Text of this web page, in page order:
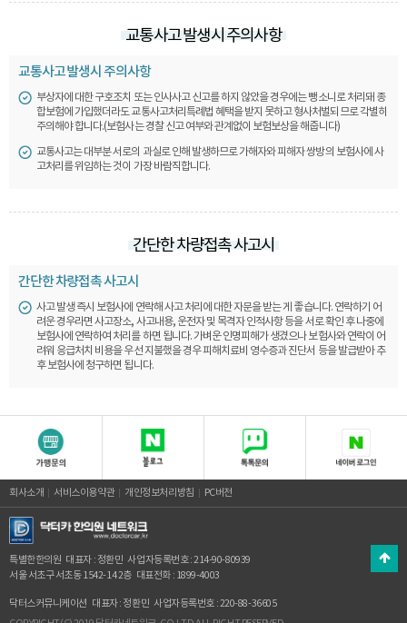
교통사고 발생시 주의사항
교통사고 발생시 주의사항
부상자에 대한 구호조치 또는 인사사고 신고를 하지 않았을 경우에는 뺑소니로 처리돼 종
합보험에 가입했더라도 교통사고처리특례법 혜택을 받지 못하고 형사처벌되므로 각별히
주의해야 합니다.(보험사는 경찰 신고 여부와 관계없이 보험보상을 해줍니다)
교통사고는 대부분 서로의 과실로 인해 발생하므로 가해자와 피해자 쌍방의 보험사에 사
고처리를 위임하는 것이 가장 바람직합니다.
간단한 차량접촉 사고시
간단한 차량접촉 사고시
사고 발생 즉시 보험사에 연락해 사고 처리에 대한 자문을 받는 게 좋습니다. 연락하기 어
려운 경우라면 사고장소, 사고내용, 운전자 및 목격자 인적사항 등을 서로 확인 후 나중에
보험사에 연락하여 처리를 하면 됩니다. 가벼운 인명피해가 생겼으나 보험사와 연락이 어
려워 응급처치 비용을 우선 지불했을 경우 피해치료비 영수증과 진단서 등을 발급받아 추
후 보험사에 청구하면 됩니다.
회사소개 서비스이용약관 개인정보처리방침 PC버전
특별한한의원 대표자 : 정환민 사업자등록번호 : 214-90-80939
서울 서초구 서초동 1542-14 2층 대표전화 : 1899-4003
닥터스커뮤니케이션 대표자 : 정환민 사업자등록번호 : 220-88-36605